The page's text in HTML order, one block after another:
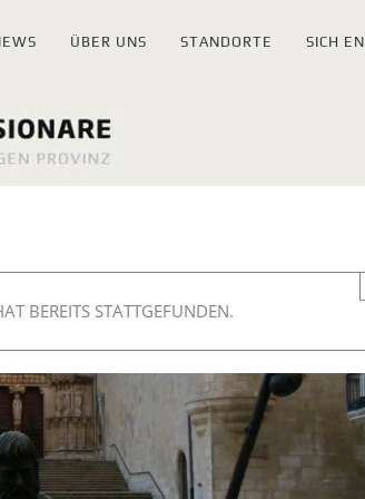
ÜBER UNS STANDORTE SICH
BEREITS STATTGEFUNDEN.